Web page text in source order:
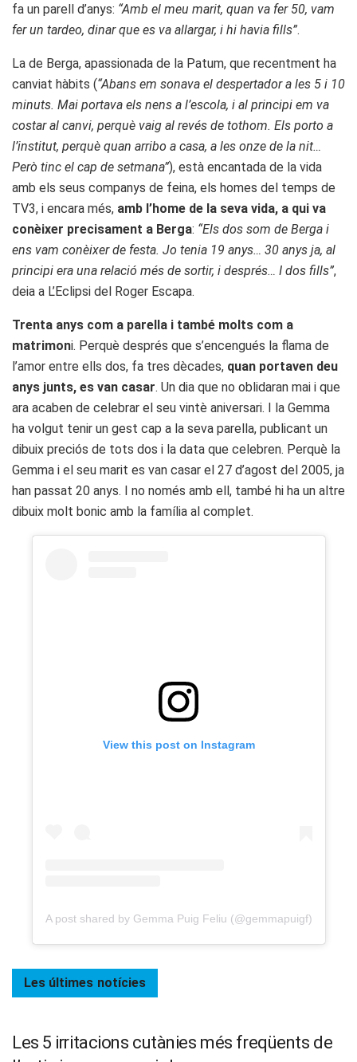
fa un parell d’anys: “Amb el meu marit, quan va fer 50, vam
fer un tardeo, dinar que es va allargar, i hi havia fills”.
La de Berga, apassionada de la Patum, que recentment ha
canviat hàbits (“Abans em sonava el despertador a les 5 i 10
minuts. Mai portava els nens a l’escola, i al principi em va
costar al canvi, perquè vaig al revés de tothom. Els porto a
l’institut, perquè quan arribo a casa, a les onze de la nit…
Però tinc el cap de setmana”), està encantada de la vida
amb els seus companys de feina, els homes del temps de
TV3, i encara més, amb l’home de la seva vida, a qui va
conèixer precisament a Berga: “Els dos som de Berga i
ens vam conèixer de festa. Jo tenia 19 anys… 30 anys ja, al
principi era una relació més de sortir, i després… I dos fills”,
deia a L’Eclipsi del Roger Escapa.
Trenta anys com a parella i també molts com a
matrimoni. Perquè després que s’encengués la flama de
l’amor entre ells dos, fa tres dècades, quan portaven deu
anys junts, es van casar. Un dia que no oblidaran mai i que
ara acaben de celebrar el seu vintè aniversari. I la Gemma
ha volgut tenir un gest cap a la seva parella, publicant un
dibuix preciós de tots dos i la data que celebren. Perquè la
Gemma i el seu marit es van casar el 27 d’agost del 2005, ja
han passat 20 anys. I no només amb ell, també hi ha un altre
dibuix molt bonic amb la família al complet.
View this post on Instagram
A post shared by Gemma Puig Feliu (@gemmapuigf)
Les últimes notícies
Les 5 irritacions cutànies més freqüents de